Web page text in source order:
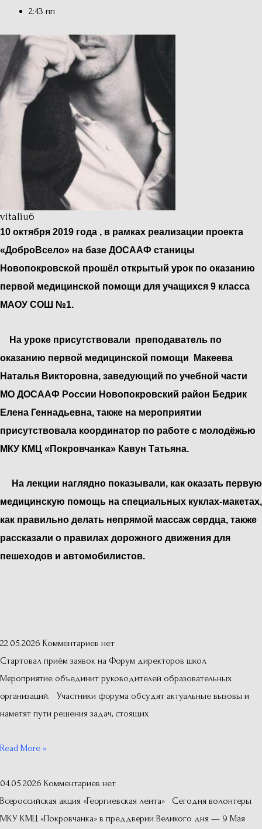
2:43 пп
vitaliu6
10 октября 2019 года , в рамках реализации проекта
«ДоброВсело» на базе ДОСААФ станицы
Новопокровской прошёл открытый урок по оказанию
первой медицинской помощи для учащихся 9 класса
МАОУ СОШ №1.
На уроке присутствовали преподаватель по
оказанию первой медицинской помощи Макеева
Наталья Викторовна, заведующий по учебной части
МО ДОСААФ России Новопокровский район Бедрик
Елена Геннадьевна, также на мероприятии
присутствовала координатор по работе с молодёжью
МКУ КМЦ «Покровчанка» Кавун Татьяна.
На лекции наглядно показывали, как оказать первую
медицинскую помощь на специальных куклах-макетах,
как правильно делать непрямой массаж сердца, также
рассказали о правилах дорожного движения для
пешеходов и автомобилистов.
22.05.2026 Комментариев нет
Стартовал приём заявок на Форум директоров школ
Мероприятие объединит руководителей образовательных
организаций. Участники форума обсудят актуальные вызовы и
наметят пути решения задач, стоящих
Read More »
04.05.2026 Комментариев нет
Всероссийская акция «Георгиевская лента» Сегодня волонтеры
МКУ КМЦ «Покровчанка» в преддверии Великого дня — 9 Мая